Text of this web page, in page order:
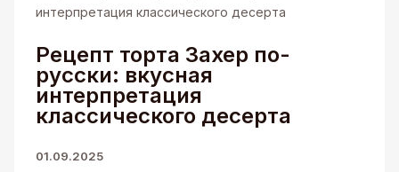
интерпретация классического десерта
Рецепт торта Захер по-
русски: вкусная
интерпретация
классического десерта
01.09.2025